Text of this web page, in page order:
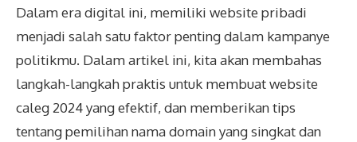
Dalam era digital ini, memiliki website pribadi
menjadi salah satu faktor penting dalam kampanye
politikmu. Dalam artikel ini, kita akan membahas
langkah-langkah praktis untuk membuat website
caleg 2024 yang efektif, dan memberikan tips
tentang pemilihan nama domain yang singkat dan